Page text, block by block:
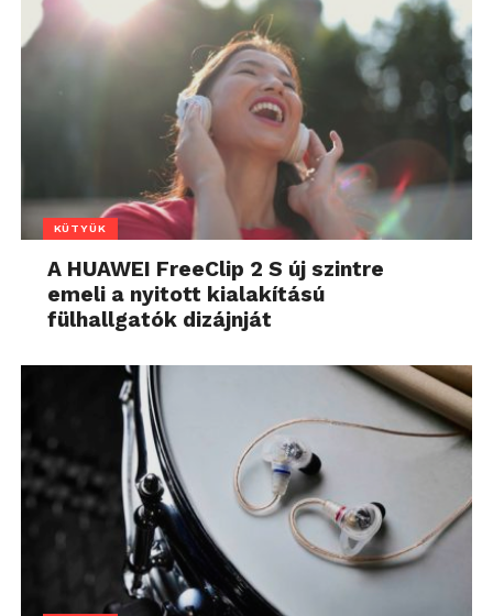
KÜTYÜK
A HUAWEI FreeClip 2 S új szintre
emeli a nyitott kialakítású
fülhallgatók dizájnját